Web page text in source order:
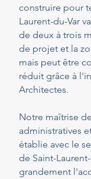
construire pour
Laurent-du-Var
de deux à trois
de projet et la
mais peut être
réduit grâce à
Architectes.
Notre maîtrise
administratives
établie avec le
de Saint-
grandement